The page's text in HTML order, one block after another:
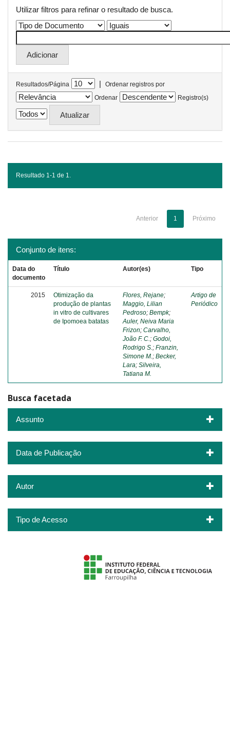
Utilizar filtros para refinar o resultado de busca.
Resultados/Página |
Ordenar registros por
Ordenar
Registro(s)
Resultado 1-1 de 1.
Anterior 1 Próximo
Conjunto de itens:
Data do
documento
Título Autor(es) Tipo
2015
Otimização da
produção de plantas
in vitro de cultivares
de Ipomoea batatas
Flores, Rejane;
Maggio, Lilian
Pedroso; Bempk;
Auler, Neiva Maria
Frizon; Carvalho,
João F. C.; Godoi,
Rodrigo S.; Franzin,
Simone M.; Becker,
Lara; Silveira,
Tatiana M.
Artigo de
Periódico
Busca facetada
Assunto
Data de Publicação
Autor
Tipo de Acesso